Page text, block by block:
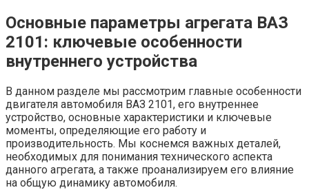
Основные параметры агрегата ВАЗ
2101: ключевые особенности
внутреннего устройства
В данном разделе мы рассмотрим главные особенности
двигателя автомобиля ВАЗ 2101, его внутреннее
устройство, основные характеристики и ключевые
моменты, определяющие его работу и
производительность. Мы коснемся важных деталей,
необходимых для понимания технического аспекта
данного агрегата, а также проанализируем его влияние
на общую динамику автомобиля.